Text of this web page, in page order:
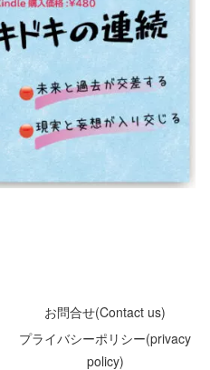
お問合せ(Contact us)
プライバシーポリシー(privacy
policy)